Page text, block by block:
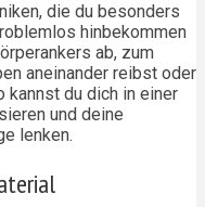
die du besonders
hinbekommen
ab, zum
aneinander reibst oder
kannst du dich in einer
und deine
lenken.